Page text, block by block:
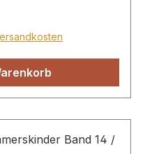
Hausfrau. Sie
... Der
ist kaputt.
bauen, denn
sie auch einen
Seiten